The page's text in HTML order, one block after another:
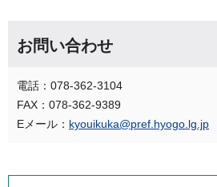
お問い合わせ
電話：078-362-3104
FAX：078-362-9389
Eメール： kyouikuka@pref.hyogo.lg.jp